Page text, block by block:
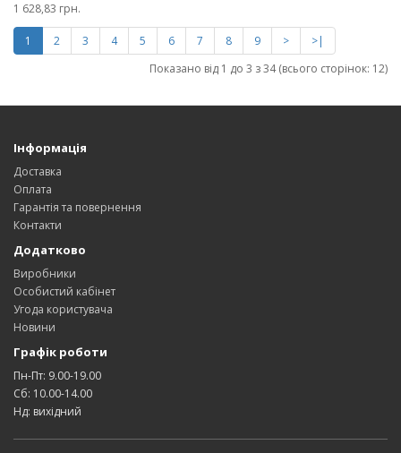
1 628,83 грн.
1 2 3 4 5 6 7 8 9 >
>|
Показано від 1 до 3 з 34 (всього сторінок: 12)
Інформація
Доставка
Оплата
Гарантія та повернення
Контакти
Додатково
Виробники
Особистий кабінет
Угода користувача
Новини
Графік роботи
Пн-Пт: 9.00-19.00
Сб: 10.00-14.00
Нд: вихідний